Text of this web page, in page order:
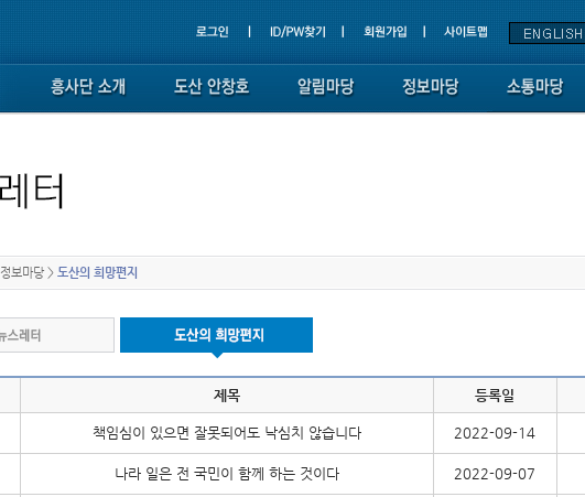
정보마당 > 도산의 희망편지
제목 등록일
책임심이 있으면 잘못되어도 낙심치 않습니다 2022-09-14
나라 일은 전 국민이 함께 하는 것이다 2022-09-07